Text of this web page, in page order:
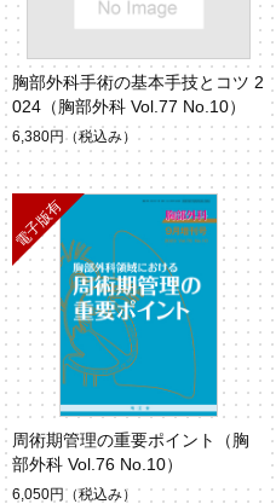
胸部外科手術の基本手技とコツ 2
024（胸部外科 Vol.77 No.10）
6,380円 （税込み）
周術期管理の重要ポイント（胸
部外科 Vol.76 No.10）
6,050円 （税込み）